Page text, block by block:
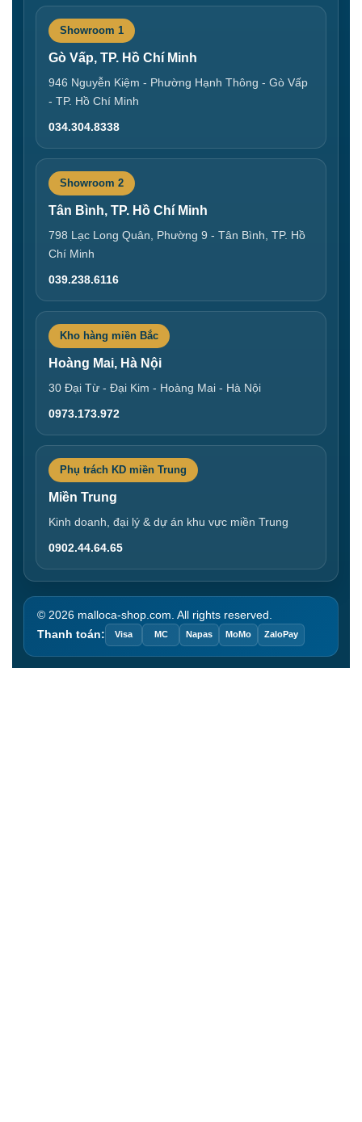
Showroom 1
Gò Vấp, TP. Hồ Chí Minh
946 Nguyễn Kiệm - Phường Hạnh Thông - Gò Vấp
- TP. Hồ Chí Minh
034.304.8338
Showroom 2
Tân Bình, TP. Hồ Chí Minh
798 Lạc Long Quân, Phường 9 - Tân Bình, TP. Hồ
Chí Minh
039.238.6116
Kho hàng miền Bắc
Hoàng Mai, Hà Nội
30 Đại Từ - Đại Kim - Hoàng Mai - Hà Nội
0973.173.972
Phụ trách KD miền Trung
Miền Trung
Kinh doanh, đại lý & dự án khu vực miền Trung
0902.44.64.65
© 2026 malloca-shop.com. All rights reserved.
Thanh toán:
Visa MC Napas MoMo ZaloPay